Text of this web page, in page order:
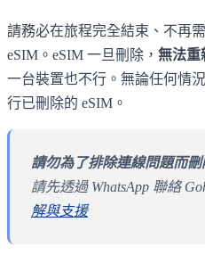
請務必在旅程完全結束、不再
eSIM。eSIM 一旦刪除， 無法重
一台裝置也不行。無論任何情
行已刪除的 eSIM。
請勿為了排除連線問題而刪
請先透過 WhatsApp 聯絡
解與支援